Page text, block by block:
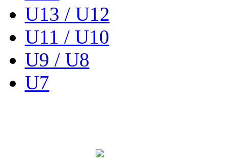
U13 / U12
U11 / U10
U9 / U8
U7